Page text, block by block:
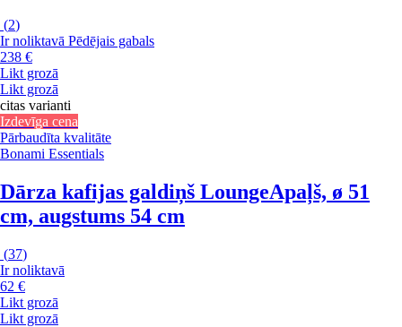
(2)
Ir noliktavā Pēdējais gabals
238 €
Likt grozā
Likt grozā
citas varianti
Izdevīga cena
Pārbaudīta kvalitāte
Bonami Essentials
Dārza kafijas galdiņš LoungeApaļš, ø 51
cm, augstums 54 cm
(37)
Ir noliktavā
62 €
Likt grozā
Likt grozā